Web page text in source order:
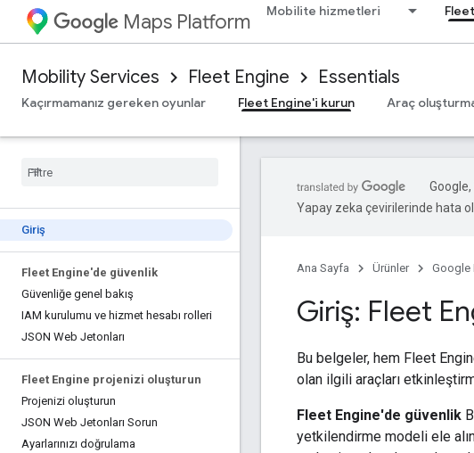
Maps Platform Mobilite hizmetleri
Mobility Services Fleet Engine Essentials
Kaçırmamanız gereken oyunlar Fleet Engine'i kurun Araç
Giriş
Fleet Engine'de güvenlik
Güvenliğe genel bakış
IAM kurulumu ve hizmet hesabı rolleri
JSON Web Jetonları
Fleet Engine projenizi oluşturun
Projenizi oluşturun
JSON Web Jetonları Sorun
Ayarlarınızı doğrulama
Yapay zeka çevirilerinde hata
Ana Sayfa Ürünler Google
Giriş: Fleet
Bu belgeler, hem Fleet
olan ilgili araçları
Fleet Engine'de güvenlik
yetkilendirme modeli ele